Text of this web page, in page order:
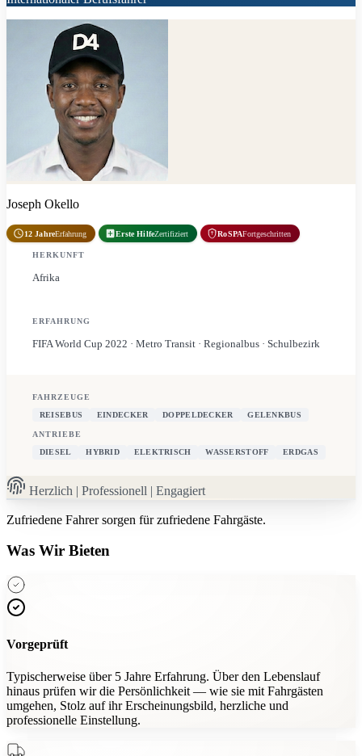
Joseph Okello
12 JahreErfahrung Erste HilfeZertifiziert RoSPAFortgeschritten
HERKUNFT
Afrika
ERFAHRUNG
FIFA World Cup 2022 · Metro Transit · Regionalbus · Schulbezirk
FAHRZEUGE
REISEBUS EINDECKER DOPPELDECKER GELENKBUS
ANTRIEBE
DIESEL HYBRID ELEKTRISCH WASSERSTOFF ERDGAS
Herzlich | Professionell | Engagiert
Zufriedene Fahrersorgen für zufriedene Fahrgäste.
Was Wir Bieten
Vorgeprüft
Typischerweise über 5 Jahre Erfahrung. Über den Lebenslauf
hinaus prüfen wir die Persönlichkeit — wie sie mit Fahrgästen
umgehen, Stolz auf ihr Erscheinungsbild, herzliche und
professionelle Einstellung.